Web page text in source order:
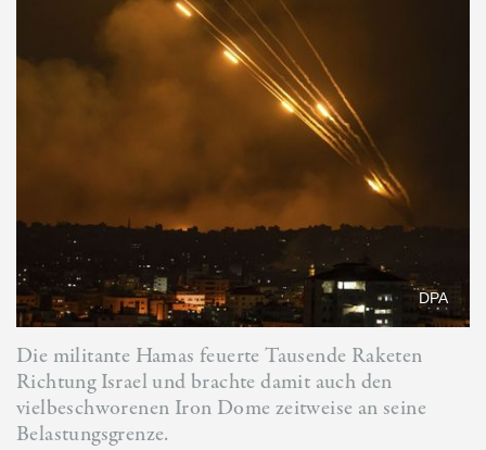
DPA
Die militante Hamas feuerte Tausende Raketen
Richtung Israel und brachte damit auch den
vielbeschworenen Iron Dome zeitweise an seine
Belastungsgrenze.